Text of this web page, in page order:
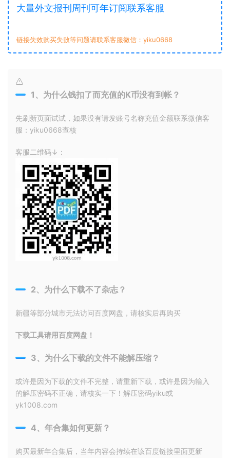
大量外文报刊周刊可年订阅联系客服
链接失效购买失败等问题请联系客服微信：yiku0668
1、为什么钱扣了而充值的K币没有到帐？
先刷新页面试试，如果没有请发账号名称充值金额联系微信客
服：yiku0668查核
客服二维码↓：
2、为什么下载不了杂志？
新疆等部分城市无法访问百度网盘，请核实后再购买
下载工具请用百度网盘！
3、为什么下载的文件不能解压缩？
或许是因为下载的文件不完整，请重新下载，或许是因为输入
的解压密码不正确，请核实一下！解压密码yiku或
yk1008.com
4、年合集如何更新？
购买最新年合集后，当年内容会持续在该百度链接里面更新